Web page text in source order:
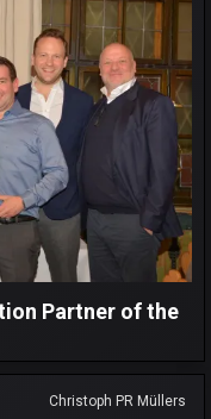
Partner of the
Christoph PR Müllers